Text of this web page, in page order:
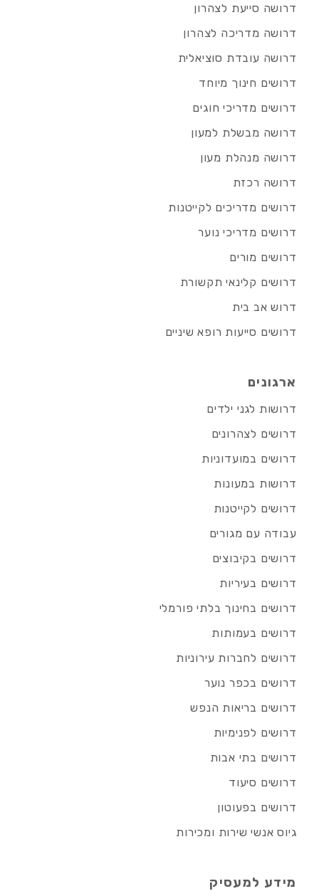
דרושה סייעת לצהרון
דרושה מדריכה לצהרון
דרושה עובדת סוציאלית
דרושים חינוך מיוחד
דרושים מדריכי חוגים
דרושה מבשלת למעון
דרושה מנהלת מעון
דרושה רכזת
דרושים מדריכים לקייטנות
דרושים מדריכי נוער
דרושים מורים
דרושים קלינאי תקשורת
דרוש אב בית
דרושים סייעות רופא שיניים
ארגונים
דרושות לגני ילדים
דרושים לצהרונים
דרושים במועדוניות
דרושות במעונות
דרושים לקייטנות
עבודה עם מגורים
דרושים בקיבוצים
דרושים בעיריות
דרושים בחינוך בלתי פורמלי
דרושים בעמותות
דרושים לחברות עירוניות
דרושים בכפר נוער
דרושים בריאות הנפש
דרושים לפנימיות
דרושים בתי אבות
דרושים סיעוד
דרושים בפעוטון
גיוס אנשי שירות ומכירות
מידע למעסיק